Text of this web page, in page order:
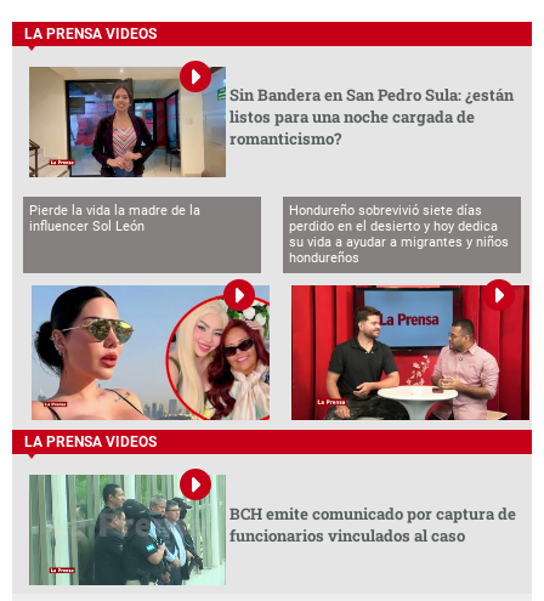
LA PRENSA VIDEOS
Sin Bandera en San Pedro Sula: ¿están
listos para una noche cargada de
romanticismo?
Pierde la vida la madre de la
influencer Sol León
Hondureño sobrevivió siete días
perdido en el desierto y hoy dedica
su vida a ayudar a migrantes y niños
hondureños
LA PRENSA VIDEOS
BCH emite comunicado por captura de
funcionarios vinculados al caso